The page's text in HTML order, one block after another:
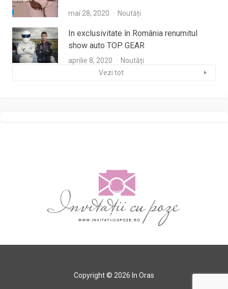
mai 28, 2020 Noutăți
In exclusivitate în România renumitul
show auto TOP GEAR
aprilie 8, 2020
Noutăți
Vezi tot
Copyright © 2026 In Oras